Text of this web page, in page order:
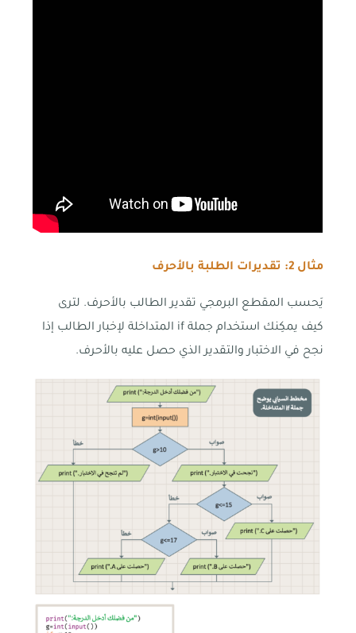
مثال2: تقديرات الطلبة بالأحرف
يَحسب المقطع البرمجي تقدير الطالب بالأحرف. لترى
كيف يمكِنك استخدام جملة if المتداخلة لإخبار الطالب إذا
نجح في الاختبار والتقدير الذي حصل عليه بالأحرف.